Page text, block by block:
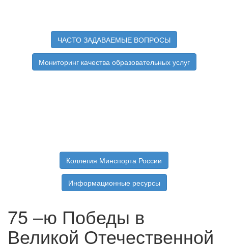
ЧАСТО ЗАДАВАЕМЫЕ ВОПРОСЫ
Мониторинг качества образовательных услуг
Коллегия Минспорта России
Информационные ресурсы
75 –ю Победы в
Великой Отечественной